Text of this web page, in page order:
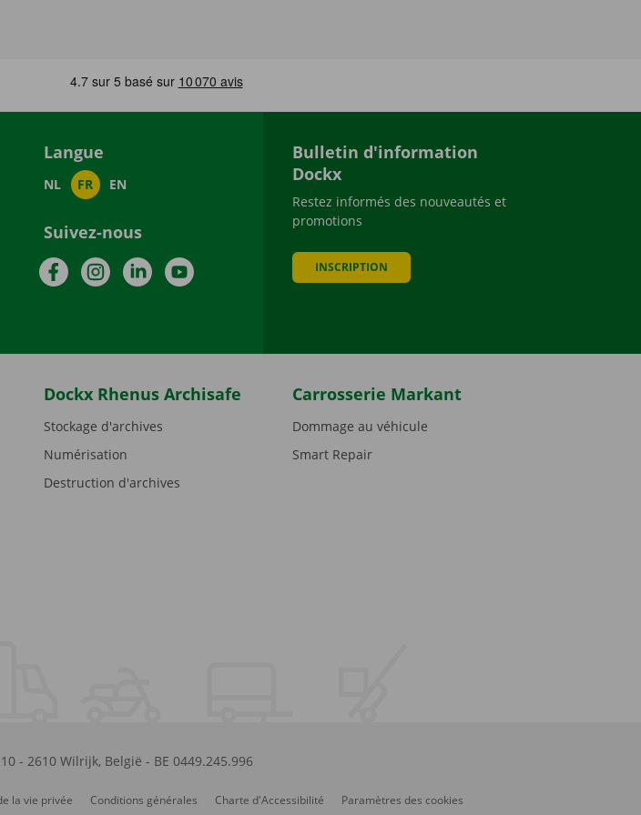
Langue
NL FR EN
Suivez-nous
FacebookInstagramLinkedInYouTube
Bulletin d'information
Dockx
Restez informés des nouveautés et
promotions
INSCRIPTION
Dockx Rhenus Archisafe
Stockage d'archives
Numérisation
Destruction d'archives
Carrosserie Markant
Dommage au véhicule
Smart Repair
- 2610 Wilrijk, België - BE 0449.245.996
la vie privée Conditions générales Charte d'Accessibilité Paramètres des cookies